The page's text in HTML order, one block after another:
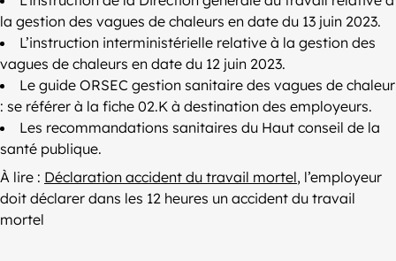
la gestion des vagues de chaleurs en date du 13 juin 2023.
L’instruction interministérielle relative à la gestion des
vagues de chaleurs en date du 12 juin 2023.
Le guide ORSEC gestion sanitaire des vagues de chaleur
: se référer à la fiche 02.K à destination des employeurs.
Les recommandations sanitaires du Haut conseil de la
santé publique.
À lire : Déclaration accident du travail mortel, l’employeur
doit déclarer dans les 12 heures un accident du travail
mortel